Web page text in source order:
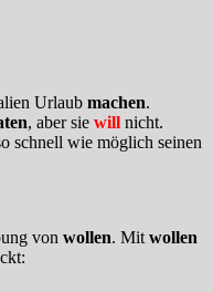
Urlaub machen.
, aber sie will nicht.
schnell wie möglich seinen
von wollen. Mit wollen